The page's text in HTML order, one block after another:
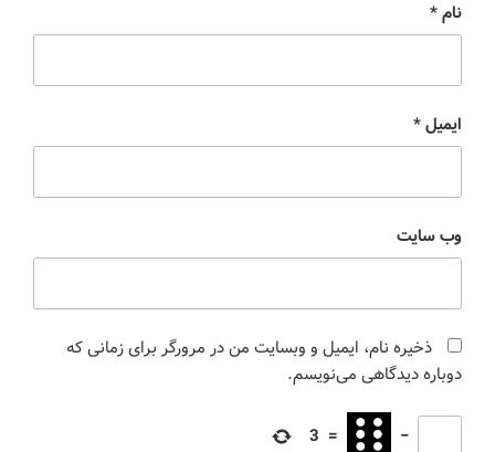
نام*
ایمیل*
وب‌ سایت
ذخیره نام، ایمیل و وبسایت من در مرورگر برای زمانی که
دوباره دیدگاهی می‌نویسم.
−
=
3